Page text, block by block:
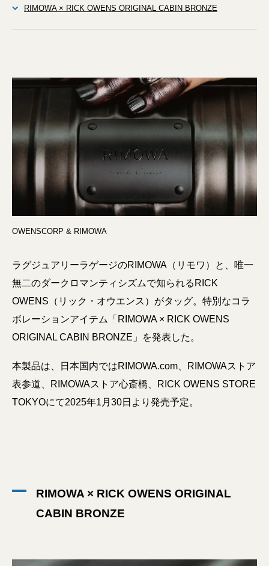
RIMOWA × RICK OWENS ORIGINAL CABIN BRONZE
OWENSCORP & RIMOWA
ラグジュアリーラゲージのRIMOWA（リモワ）と、唯一
無二のダークロマンティシズムで知られるRICK
OWENS（リック・オウエンス）がタッグ。特別なコラ
ボレーションアイテム「RIMOWA × RICK OWENS
ORIGINAL CABIN BRONZE」を発表した。
本製品は、日本国内ではRIMOWA.com、RIMOWAストア
表参道、RIMOWAストア心斎橋、RICK OWENS STORE
TOKYOにて2025年1月30日より発売予定。
RIMOWA × RICK OWENS ORIGINAL
CABIN BRONZE